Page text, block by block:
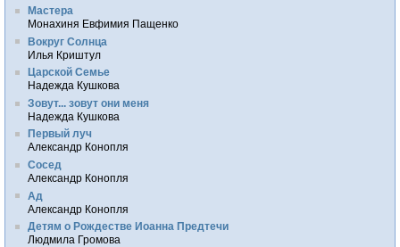
Мастера
Монахиня Евфимия Пащенко
Вокруг Солнца
Илья Криштул
Царской Семье
Надежда Кушкова
Зовут... зовут они меня
Надежда Кушкова
Первый луч
Александр Конопля
Сосед
Александр Конопля
Ад
Александр Конопля
Детям о Рождестве Иоанна Предтечи
Людмила Громова